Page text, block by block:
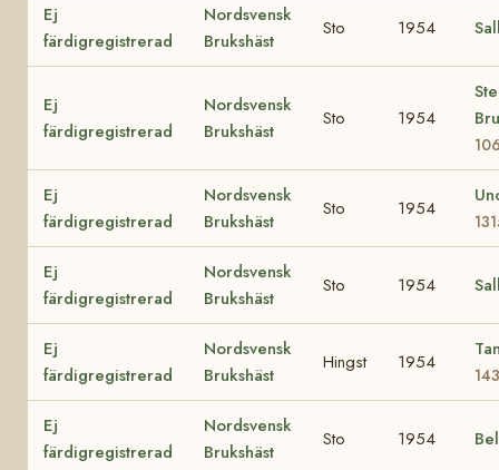
Ej
färdigregistrerad
Nordsvensk
Brukshäst
Sto 1954
Ej
färdigregistrerad
Nordsvensk
Brukshäst
Sto 1954
Ej
färdigregistrerad
Nordsvensk
Brukshäst
Sto 1954
Ej
färdigregistrerad
Nordsvensk
Brukshäst
Sto 1954
Ej
färdigregistrerad
Nordsvensk
Brukshäst
Hingst 1954
Ej
färdigregistrerad
Nordsvensk
Brukshäst
Sto 1954